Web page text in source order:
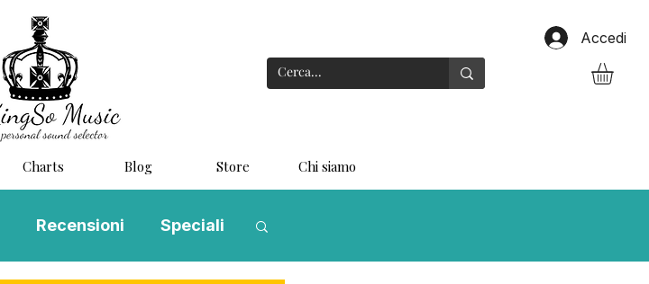
Accedi
Charts Blog Store Chi siamo
Recensioni Speciali